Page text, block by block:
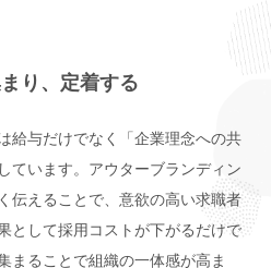
り、定着する
給与だけでなく「企業理念への共
ています。アウターブランディン
伝えることで、意欲の高い求職者
として採用コストが下がるだけで
まることで組織の一体感が高ま